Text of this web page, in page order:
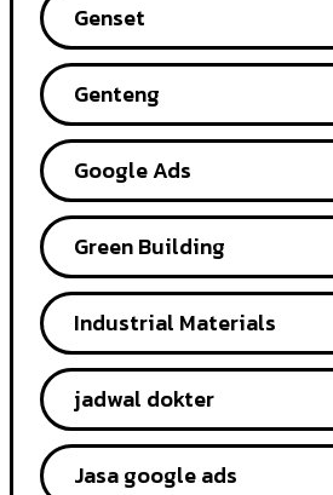
Genset
Genteng
Google Ads
Green Building
Industrial Materials
jadwal dokter
Jasa google ads